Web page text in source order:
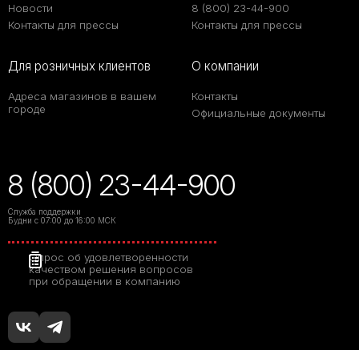
Новости
Контакты для прессы
8 (800) 23-44-900
Контакты для прессы
Для розничных клиентов
Адреса магазинов в вашем
городе
О компании
Контакты
Официальные документы
8 (800) 23-44-900
Служба поддержки
Будни с 07:00 до 16:00 МСК
Опрос об удовлетворенности
качеством решения вопросов
при обращении в компанию